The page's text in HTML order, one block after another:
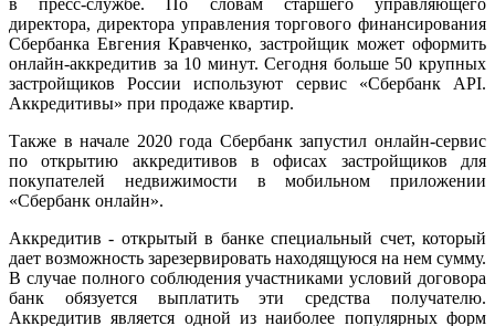
директора, директора управления торгового финансирования
Сбербанка Евгения Кравченко, застройщик может оформить
онлайн-аккредитив за 10 минут. Сегодня больше 50 крупных
застройщиков России используют сервис «Сбербанк API.
Аккредитивы» при продаже квартир.
Также в начале 2020 года Сбербанк запустил онлайн-сервис
по открытию аккредитивов в офисах застройщиков для
покупателей недвижимости в мобильном приложении
«Сбербанк онлайн».
Аккредитив - открытый в банке специальный счет, который
дает возможность зарезервировать находящуюся на нем сумму.
В случае полного соблюдения участниками условий договора
банк обязуется выплатить эти средства получателю.
Аккредитив является одной из наиболее популярных форм